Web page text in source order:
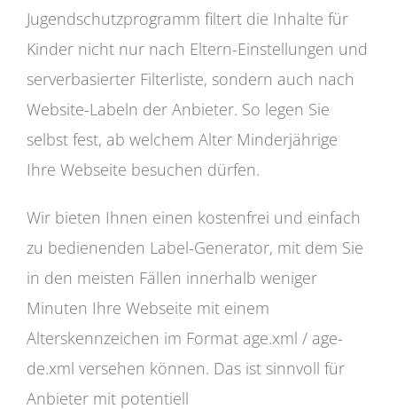
Jugendschutzprogramm filtert die Inhalte für
Kinder nicht nur nach Eltern-Einstellungen und
serverbasierter Filterliste, sondern auch nach
Website-Labeln der Anbieter. So legen Sie
selbst fest, ab welchem Alter Minderjährige
Ihre Webseite besuchen dürfen.
Wir bieten Ihnen einen kostenfrei und einfach
zu bedienenden Label-Generator, mit dem Sie
in den meisten Fällen innerhalb weniger
Minuten Ihre Webseite mit einem
Alterskennzeichen im Format age.xml / age-
de.xml versehen können. Das ist sinnvoll für
Anbieter mit potentiell